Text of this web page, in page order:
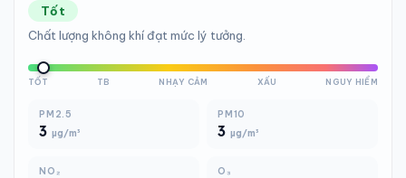
Tốt
Chất lượng không khí đạt mức lý tưởng.
TỐT TB NHẠY CẢM XẤU NGUY HIỂM
PM2.5
3 µg/m³
PM10
3 µg/m³
NO₂ O₃